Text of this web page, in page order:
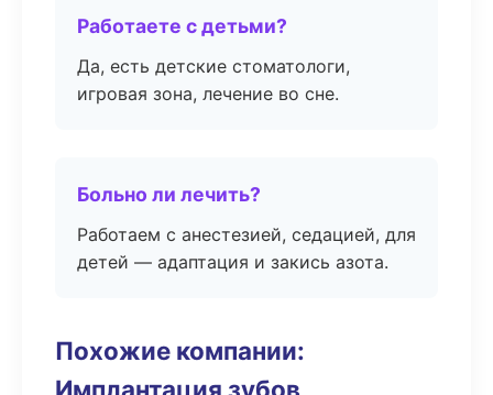
Работаете с детьми?
Да, есть детские стоматологи,
игровая зона, лечение во сне.
Больно ли лечить?
Работаем с анестезией, седацией, для
детей — адаптация и закись азота.
Похожие компании:
Имплантация зубов